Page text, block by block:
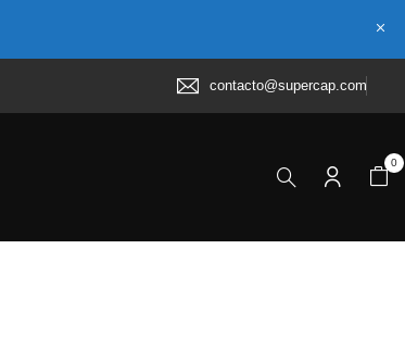
contacto@supercap.com
0